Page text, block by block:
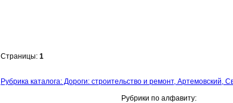
Страницы: 1
Рубрика каталога: Дороги: строительство и ремонт, Артемовский,
Рубрики по алфавиту: